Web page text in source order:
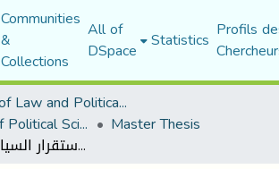
Communities
&
Collections
All of
DSpace Statistics Profils
Faculty of Law and Political Science
Department of Political Sciences Master Thesis
علاقة التنمية السياسية بالاستقرار السياسي في اجزائر